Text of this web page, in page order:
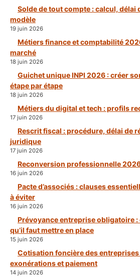
Solde de tout compte : calcul, délai
modèle
19 juin 2026
Métiers finance et comptabilité
marché
18 juin 2026
Guichet unique INPI 2026 : créer
étape par étape
18 juin 2026
Métiers du digital et tech : profils
17 juin 2026
Rescrit fiscal : procédure, délai de
juridique
17 juin 2026
Reconversion professionnelle
16 juin 2026
Pacte d’associés : clauses
à éviter
16 juin 2026
Prévoyance entreprise obligatoire :
qu’il faut mettre en place
15 juin 2026
Cotisation foncière des entreprises
exonérations et paiement
14 juin 2026